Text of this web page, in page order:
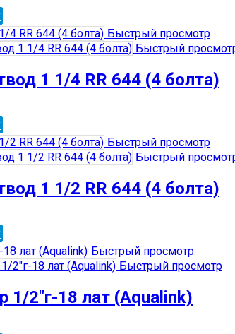
Быстрый просмотр
Быстрый
1 1/4 RR 644 (4 болта)
Быстрый просмотр
Быстрый
1 1/2 RR 644 (4 болта)
Быстрый просмотр
Быстрый просмотр
1/2″г-18 лат (Aqualink)